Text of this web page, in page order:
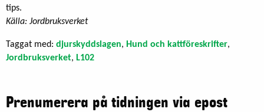
tips.
Källa: Jordbruksverket
Taggat med: djurskyddslagen, Hund och kattföreskrifter,
Jordbruksverket, L102
Prenumerera på tidningen via epost